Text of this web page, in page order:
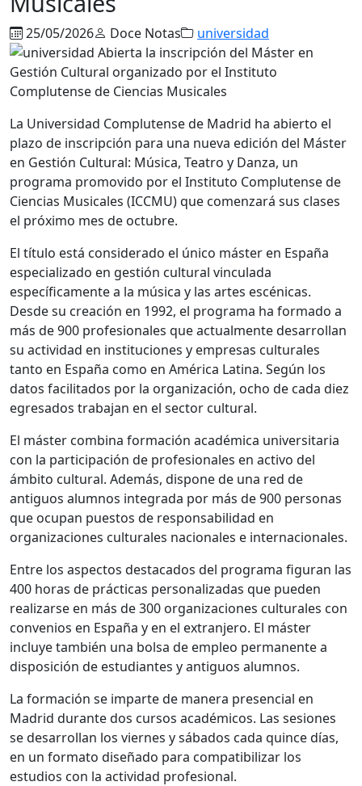
25/05/2026 Doce Notas universidad
La Universidad Complutense de Madrid ha abierto el
plazo de inscripción para una nueva edición del Máster
en Gestión Cultural: Música, Teatro y Danza, un
programa promovido por el Instituto Complutense de
Ciencias Musicales (ICCMU) que comenzará sus clases
el próximo mes de octubre.
El título está considerado el único máster en España
especializado en gestión cultural vinculada
específicamente a la música y las artes escénicas.
Desde su creación en 1992, el programa ha formado a
más de 900 profesionales que actualmente desarrollan
su actividad en instituciones y empresas culturales
tanto en España como en América Latina. Según los
datos facilitados por la organización, ocho de cada diez
egresados trabajan en el sector cultural.
El máster combina formación académica universitaria
con la participación de profesionales en activo del
ámbito cultural. Además, dispone de una red de
antiguos alumnos integrada por más de 900 personas
que ocupan puestos de responsabilidad en
organizaciones culturales nacionales e internacionales.
Entre los aspectos destacados del programa figuran las
400 horas de prácticas personalizadas que pueden
realizarse en más de 300 organizaciones culturales con
convenios en España y en el extranjero. El máster
incluye también una bolsa de empleo permanente a
disposición de estudiantes y antiguos alumnos.
La formación se imparte de manera presencial en
Madrid durante dos cursos académicos. Las sesiones
se desarrollan los viernes y sábados cada quince días,
en un formato diseñado para compatibilizar los
estudios con la actividad profesional.